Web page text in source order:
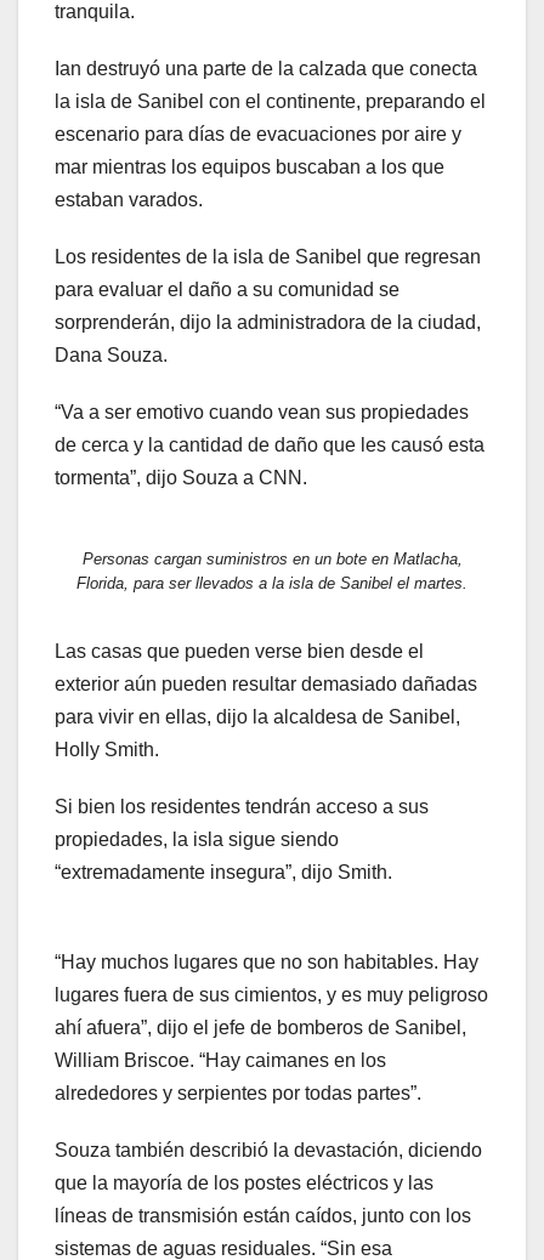
tranquila.
Ian destruyó una parte de la calzada que conecta
la isla de Sanibel con el continente, preparando el
escenario para días de evacuaciones por aire y
mar mientras los equipos buscaban a los que
estaban varados.
Los residentes de la isla de Sanibel que regresan
para evaluar el daño a su comunidad se
sorprenderán, dijo la administradora de la ciudad,
Dana Souza.
“Va a ser emotivo cuando vean sus propiedades
de cerca y la cantidad de daño que les causó esta
tormenta”, dijo Souza a CNN.
Personas cargan suministros en un bote en Matlacha,
Florida, para ser llevados a la isla de Sanibel el martes.
Las casas que pueden verse bien desde el
exterior aún pueden resultar demasiado dañadas
para vivir en ellas, dijo la alcaldesa de Sanibel,
Holly Smith.
Si bien los residentes tendrán acceso a sus
propiedades, la isla sigue siendo
“extremadamente insegura”, dijo Smith.
“Hay muchos lugares que no son habitables. Hay
lugares fuera de sus cimientos, y es muy peligroso
ahí afuera”, dijo el jefe de bomberos de Sanibel,
William Briscoe. “Hay caimanes en los
alrededores y serpientes por todas partes”.
Souza también describió la devastación, diciendo
que la mayoría de los postes eléctricos y las
líneas de transmisión están caídos, junto con los
sistemas de aguas residuales. “Sin esa